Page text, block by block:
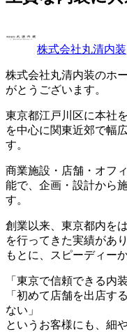
株式会社丸清内装
株式会社丸清内装のホ
がとうございます。
東京都江戸川区に本社
を中心に関東近郊で幅
す。
商業施設・店舗・オフ
能で、企画・設計から
す。
創業以来、東京都内を
を行ってきた実績があ
もとに、スピーディー
「東京で信頼できる内
「初めて店舗を出店す
ない」
というお客様にも、細